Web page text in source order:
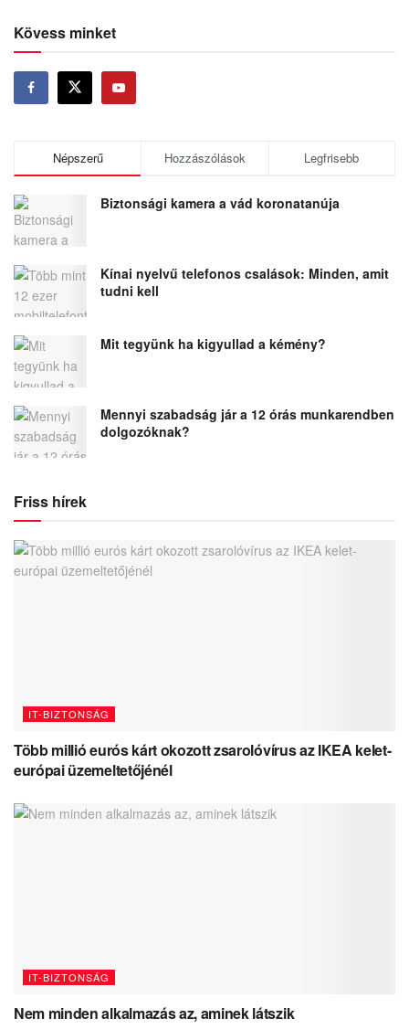
Kövess minket
Népszerű Hozzászólások Legfrisebb
Biztonsági kamera a vád koronatanúja
Kínai nyelvű telefonos csalások: Minden, amit
tudni kell
Mit tegyünk ha kigyullad a kémény?
Mennyi szabadság jár a 12 órás munkarendben
dolgozóknak?
Friss hírek
IT-BIZTONSÁG
Több millió eurós kárt okozott zsarolóvírus az IKEA kelet-
európai üzemeltetőjénél
IT-BIZTONSÁG
Nem minden alkalmazás az, aminek látszik